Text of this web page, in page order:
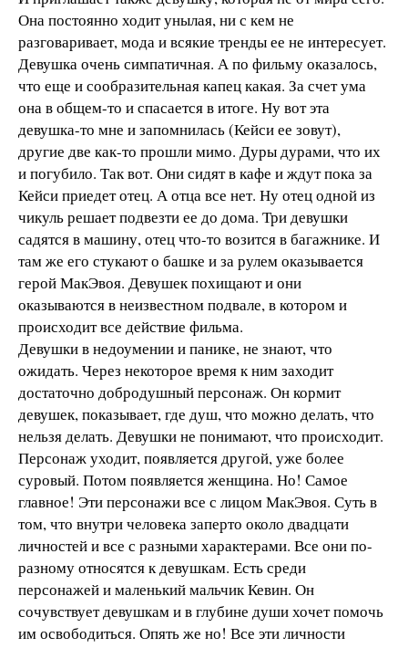
Она постоянно ходит унылая, ни с кем не
разговаривает, мода и всякие тренды ее не интересует.
Девушка очень симпатичная. А по фильму оказалось,
что еще и сообразительная капец какая. За счет ума
она в общем-то и спасается в итоге. Ну вот эта
девушка-то мне и запомнилась (Кейси ее зовут),
другие две как-то прошли мимо. Дуры дурами, что их
и погубило. Так вот. Они сидят в кафе и ждут пока за
Кейси приедет отец. А отца все нет. Ну отец одной из
чикуль решает подвезти ее до дома. Три девушки
садятся в машину, отец что-то возится в багажнике. И
там же его стукают о башке и за рулем оказывается
герой МакЭвоя. Девушек похищают и они
оказываются в неизвестном подвале, в котором и
происходит все действие фильма.
Девушки в недоумении и панике, не знают, что
ожидать. Через некоторое время к ним заходит
достаточно добродушный персонаж. Он кормит
девушек, показывает, где душ, что можно делать, что
нельзя делать. Девушки не понимают, что происходит.
Персонаж уходит, появляется другой, уже более
суровый. Потом появляется женщина. Но! Самое
главное! Эти персонажи все с лицом МакЭвоя. Суть в
том, что внутри человека заперто около двадцати
личностей и все с разными характерами. Все они по-
разному относятся к девушкам. Есть среди
персонажей и маленький мальчик Кевин. Он
сочувствует девушкам и в глубине души хочет помочь
им освободиться. Опять же но! Все эти личности